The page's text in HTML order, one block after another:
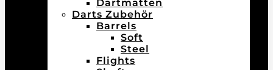
Dartmatten
Darts Zubehör
Barrels
Soft
Steel
Flights